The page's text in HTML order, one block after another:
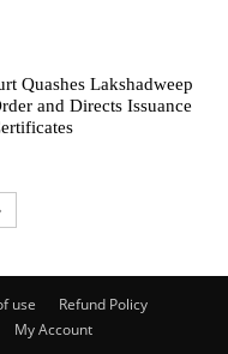
Quashes Lakshadweep
and Directs Issuance
use
Refund Policy
My Account